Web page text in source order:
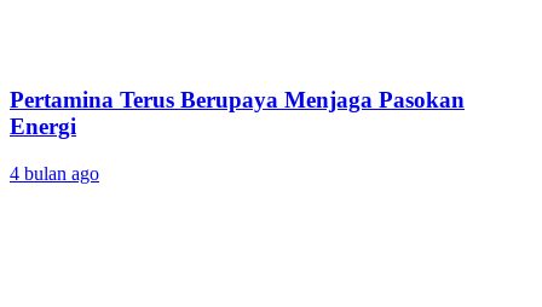
Pertamina Terus Berupaya Menjaga Pasokan
Energi
4 bulan ago